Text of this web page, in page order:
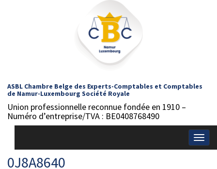
ASBL Chambre Belge des Experts-Comptables et Comptables
de Namur-Luxembourg Société Royale
Union professionnelle reconnue fondée en 1910 –
Numéro d’entreprise/TVA : BE0408768490
0J8A8640